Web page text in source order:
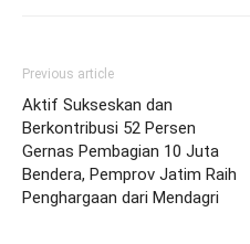
Previous article
Aktif Sukseskan dan
Berkontribusi 52 Persen
Gernas Pembagian 10 Juta
Bendera, Pemprov Jatim Raih
Penghargaan dari Mendagri